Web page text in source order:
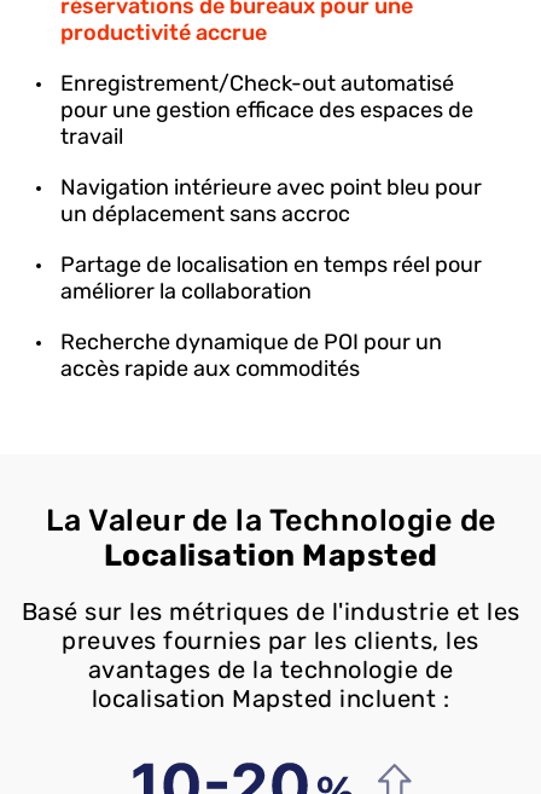
réservations de bureaux pour une
productivité accrue
Enregistrement/Check-out automatisé
pour une gestion efficace des espaces de
travail
Navigation intérieure avec point bleu pour
un déplacement sans accroc
Partage de localisation en temps réel pour
améliorer la collaboration
Recherche dynamique de POI pour un
accès rapide aux commodités
La Valeur de la Technologie de
Localisation Mapsted
Basé sur les métriques de l'industrie et les
preuves fournies par les clients, les
avantages de la technologie de
localisation Mapsted incluent :